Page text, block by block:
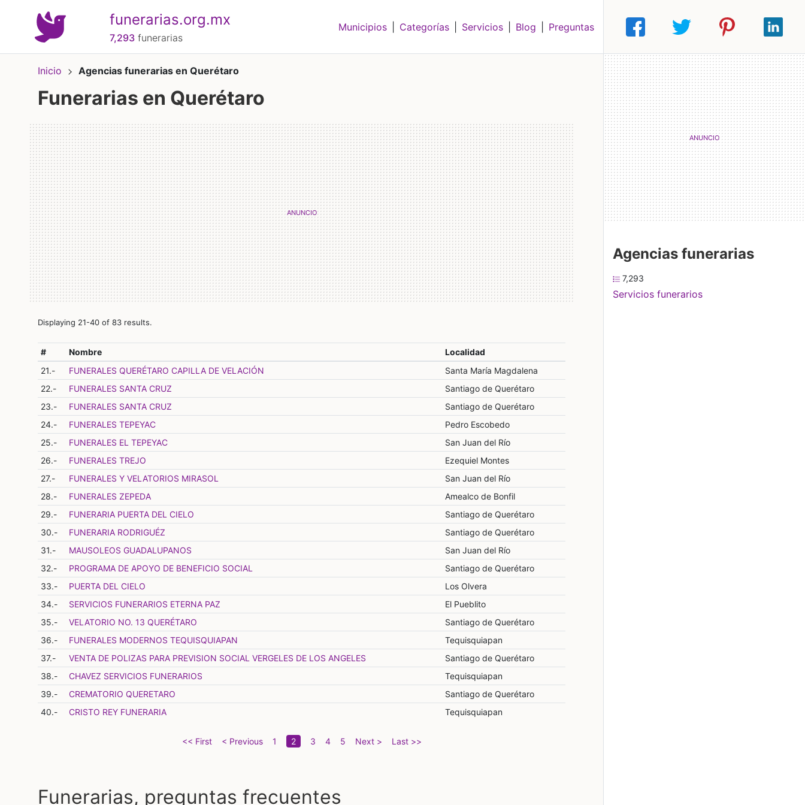
funerarias.org.mx
7,293funerarias
Municipios Categorías Servicios Blog Preguntas
Inicio Agencias funerarias en Querétaro
Funerarias en Querétaro
Displaying 21-40 of 83 results.
# Nombre
Localidad
21.-
FUNERALES QUERÉTARO CAPILLA DE VELACIÓN
Santa María Magdalena
22.-
FUNERALES SANTA CRUZ
Santiago de Querétaro
23.-
FUNERALES SANTA CRUZ
Santiago de Querétaro
24.-
FUNERALES TEPEYAC
Pedro Escobedo
25.-
FUNERALES EL TEPEYAC
San Juan del Río
26.-
FUNERALES TREJO
Ezequiel Montes
27.-
FUNERALES Y VELATORIOS MIRASOL
San Juan del Río
28.-
FUNERALES ZEPEDA
Amealco de Bonfil
29.-
FUNERARIA PUERTA DEL CIELO
Santiago de Querétaro
30.-
FUNERARIA RODRIGUÉZ
Santiago de Querétaro
31.-
MAUSOLEOS GUADALUPANOS
San Juan del Río
32.-
PROGRAMA DE APOYO DE BENEFICIO SOCIAL
Santiago de Querétaro
33.-
PUERTA DEL CIELO
Los Olvera
34.-
SERVICIOS FUNERARIOS ETERNA PAZ
El Pueblito
35.-
VELATORIO NO. 13 QUERÉTARO
Santiago de Querétaro
36.-
FUNERALES MODERNOS TEQUISQUIAPAN
Tequisquiapan
37.-
VENTA DE POLIZAS PARA PREVISION SOCIAL VERGELES DE LOS ANGELES
Santiago de Querétaro
38.-
CHAVEZ SERVICIOS FUNERARIOS
Tequisquiapan
39.-
CREMATORIO QUERETARO
Santiago de Querétaro
40.-
CRISTO REY FUNERARIA Tequisquiapan
<< First < Previous 1 2(current)
3 4 5 Next > Last >>
Funerarias, preguntas frecuentes
Agencias funerarias
7,293
Servicios funerarios